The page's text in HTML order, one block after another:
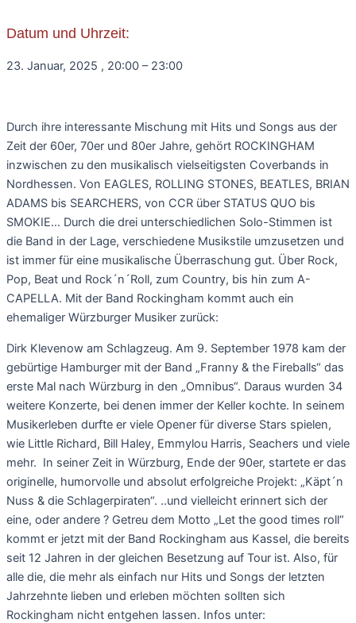
Datum und Uhrzeit:
23. Januar, 2025 , 20:00 – 23:00
Durch ihre interessante Mischung mit Hits und Songs aus der
Zeit der 60er, 70er und 80er Jahre, gehört ROCKINGHAM
inzwischen zu den musikalisch vielseitigsten Coverbands in
Nordhessen. Von EAGLES, ROLLING STONES, BEATLES, BRIAN
ADAMS bis SEARCHERS, von CCR über STATUS QUO bis
SMOKIE… Durch die drei unterschiedlichen Solo-Stimmen ist
die Band in der Lage, verschiedene Musikstile umzusetzen und
ist immer für eine musikalische Überraschung gut. Über Rock,
Pop, Beat und Rock´n´Roll, zum Country, bis hin zum A-
CAPELLA. Mit der Band Rockingham kommt auch ein
ehemaliger Würzburger Musiker zurück:
Dirk Klevenow am Schlagzeug. Am 9. September 1978 kam der
gebürtige Hamburger mit der Band „Franny & the Fireballs“ das
erste Mal nach Würzburg in den „Omnibus“. Daraus wurden 34
weitere Konzerte, bei denen immer der Keller kochte. In seinem
Musikerleben durfte er viele Opener für diverse Stars spielen,
wie Little Richard, Bill Haley, Emmylou Harris, Seachers und viele
mehr. In seiner Zeit in Würzburg, Ende der 90er, startete er das
originelle, humorvolle und absolut erfolgreiche Projekt: „Käpt´n
Nuss & die Schlagerpiraten“. ..und vielleicht erinnert sich der
eine, oder andere ? Getreu dem Motto „Let the good times roll“
kommt er jetzt mit der Band Rockingham aus Kassel, die bereits
seit 12 Jahren in der gleichen Besetzung auf Tour ist. Also, für
alle die, die mehr als einfach nur Hits und Songs der letzten
Jahrzehnte lieben und erleben möchten sollten sich
Rockingham nicht entgehen lassen. Infos unter: